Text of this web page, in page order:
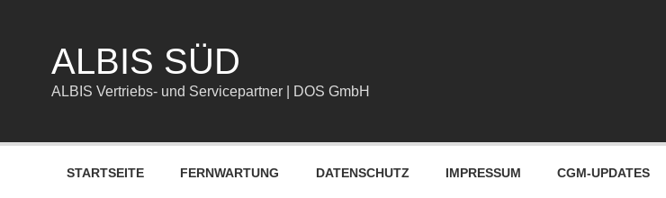
ALBIS SÜD
ALBIS Vertriebs- und Servicepartner | DOS GmbH
STARTSEITE FERNWARTUNG DATENSCHUTZ IMPRESSUM CGM-UPDATES